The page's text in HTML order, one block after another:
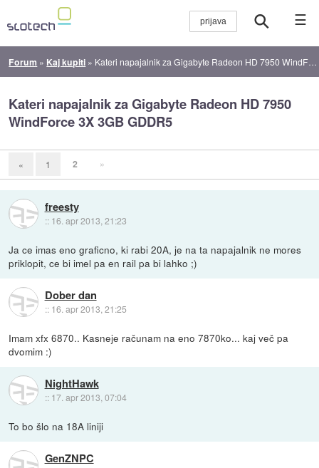
☰
Forum » Kaj kupiti » Kateri napajalnik za Gigabyte Radeon HD 7950 WindForce 3X 3GB GDDR5
Kateri napajalnik za Gigabyte Radeon HD 7950
WindForce 3X 3GB GDDR5
« 1 2 »
freesty
:: 16. apr 2013, 21:23
Ja ce imas eno graficno, ki rabi 20A, je na ta napajalnik ne mores
priklopit, ce bi imel pa en rail pa bi lahko ;)
Dober dan
:: 16. apr 2013, 21:25
Imam xfx 6870.. Kasneje računam na eno 7870ko... kaj več pa
dvomim :)
NightHawk
:: 17. apr 2013, 07:04
To bo šlo na 18A liniji
GenZNPC